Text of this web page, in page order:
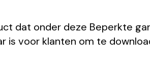
dat onder deze Beperkte
is voor klanten om te